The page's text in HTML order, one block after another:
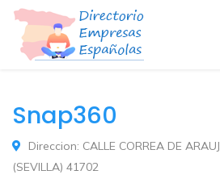
Snap360
Direccion: CALLE CORREA DE
(SEVILLA) 41702